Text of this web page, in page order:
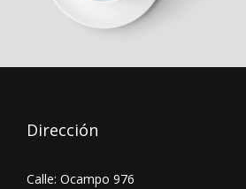
Dirección
Calle: Ocampo 976